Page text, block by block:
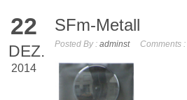
22
DEZ.
2014
SFm-Metall
Posted By : adminst Comments :